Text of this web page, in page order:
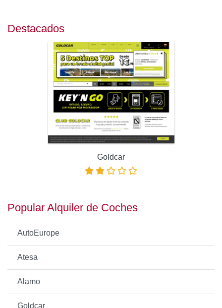
Destacados
Goldcar
Popular Alquiler de Coches
AutoEurope
Atesa
Alamo
Goldcar